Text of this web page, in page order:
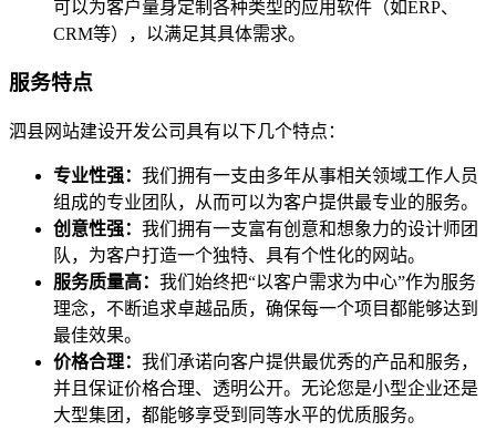
可以为客户量身定制各种类型的应用软件（如ERP、
CRM等），以满足其具体需求。
服务特点
泗县网站建设开发公司具有以下几个特点：
专业性强： 我们拥有一支由多年从事相关领域工作人员
组成的专业团队，从而可以为客户提供最专业的服务。
创意性强： 我们拥有一支富有创意和想象力的设计师团
队，为客户打造一个独特、具有个性化的网站。
服务质量高： 我们始终把“以客户需求为中心”作为服务
理念，不断追求卓越品质，确保每一个项目都能够达到
最佳效果。
价格合理： 我们承诺向客户提供最优秀的产品和服务，
并且保证价格合理、透明公开。无论您是小型企业还是
大型集团，都能够享受到同等水平的优质服务。